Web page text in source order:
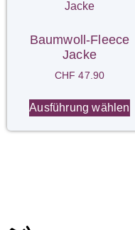
Baumwoll-Fleece
Jacke
CHF 47.90
Ausführung wählen